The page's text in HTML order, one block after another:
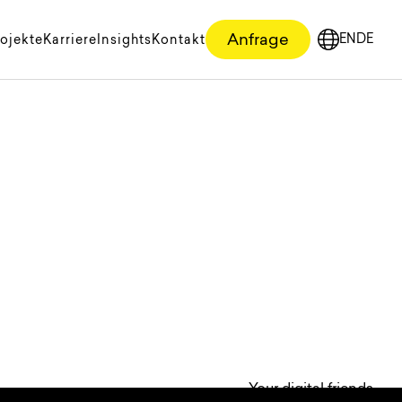
KarriereInsightsKontakt Anfrage EN
English
DE
Your digital friends